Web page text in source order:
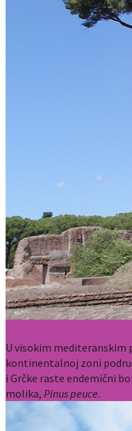
U visokim mediteranskim
kontinentalnoj zoni
i Grčke raste endemični
molika, Pinus peuce.